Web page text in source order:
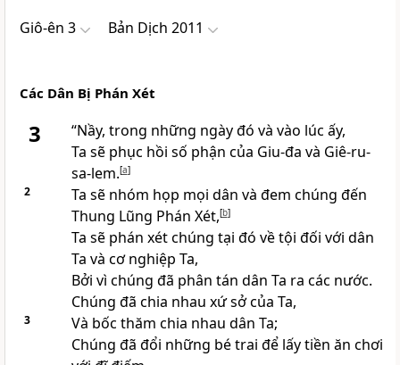
Giô-ên 3 Bản Dịch 2011
Các Dân Bị Phán Xét
3
“Nầy, trong những ngày đó và vào lúc ấy,
Ta sẽ phục hồi số phận của Giu-đa và Giê-ru-
sa-lem.[a]
2
Ta sẽ nhóm họp mọi dân và đem chúng đến
Thung Lũng Phán Xét,[b]
Ta sẽ phán xét chúng tại đó về tội đối với dân
Ta và cơ nghiệp Ta,
Bởi vì chúng đã phân tán dân Ta ra các nước.
Chúng đã chia nhau xứ sở của Ta,
3
Và bốc thăm chia nhau dân Ta;
Chúng đã đổi những bé trai để lấy tiền ăn chơi